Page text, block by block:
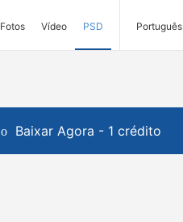
Fotos Vídeo PSD Português
Baixar Agora - 1 crédito